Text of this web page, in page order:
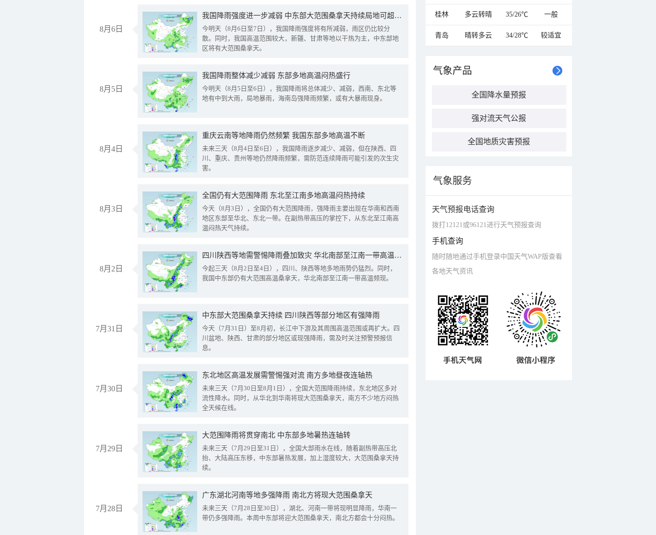
8月6日
我国降雨强度进一步减弱 中东部大范围桑拿天持续局地可超38℃
今明天（8月6日至7日），我国降雨强度将有所减弱，雨区仍比较分
散。同时，我国高温范围较大，新疆、甘肃等地以干热为主，中东部地
区将有大范围桑拿天。
8月5日
我国降雨整体减少减弱 东部多地高温闷热盛行
今明天（8月5日至6日），我国降雨将总体减少、减弱，西南、东北等
地有中到大雨，局地暴雨，海南岛强降雨频繁，或有大暴雨现身。
8月4日
重庆云南等地降雨仍然频繁 我国东部多地高温不断
未来三天（8月4日至6日），我国降雨逐步减少、减弱，但在陕西、四
川、重庆、贵州等地仍然降雨频繁，需防范连续降雨可能引发的次生灾
害。
8月3日
全国仍有大范围降雨 东北至江南多地高温闷热持续
今天（8月3日），全国仍有大范围降雨，强降雨主要出现在华南和西南
地区东部至华北、东北一带。在副热带高压的掌控下，从东北至江南高
温闷热天气持续。
8月2日
四川陕西等地需警惕降雨叠加致灾 华北南部至江南一带高温频现
今起三天（8月2日至4日），四川、陕西等地多地雨势仍猛烈。同时，
我国中东部仍有大范围高温桑拿天，华北南部至江南一带高温频现。
7月31日
中东部大范围桑拿天持续 四川陕西等部分地区有强降雨
今天（7月31日）至8月初，长江中下游及其周围高温范围或再扩大。四
川盆地、陕西、甘肃的部分地区或现强降雨，需及时关注预警预报信
息。
7月30日
东北地区高温发展需警惕强对流 南方多地昼夜连轴热
未来三天（7月30日至8月1日），全国大范围降雨持续，东北地区多对
流性降水。同时，从华北到华南将现大范围桑拿天，南方不少地方闷热
全天候在线。
7月29日
大范围降雨将贯穿南北 中东部多地暑热连轴转
未来三天（7月29日至31日），全国大部雨水在线，随着副热带高压北
抬、大陆高压东移，中东部暑热发展，加上湿度较大，大范围桑拿天持
续。
7月28日
广东湖北河南等地多强降雨 南北方将现大范围桑拿天
未来三天（7月28日至30日），湖北、河南一带将现明显降雨，华南一
带仍多强降雨。本周中东部将迎大范围桑拿天，南北方都会十分闷热。
桂林 多云转晴 35/26℃ 一般
青岛 晴转多云 34/28℃ 较适宜
气象产品
全国降水量预报
强对流天气公报
全国地质灾害预报
气象服务
天气预报电话查询
拨打12121或96121进行天气预报查询
手机查询
随时随地通过手机登录中国天气WAP版查看
各地天气资讯